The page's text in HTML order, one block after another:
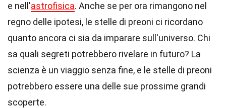
e nell'astrofisica. Anche se per ora rimangono nel
regno delle ipotesi, le stelle di preoni ci ricordano
quanto ancora ci sia da imparare sull'universo. Chi
sa quali segreti potrebbero rivelare in futuro? La
scienza è un viaggio senza fine, e le stelle di preoni
potrebbero essere una delle sue prossime grandi
scoperte.